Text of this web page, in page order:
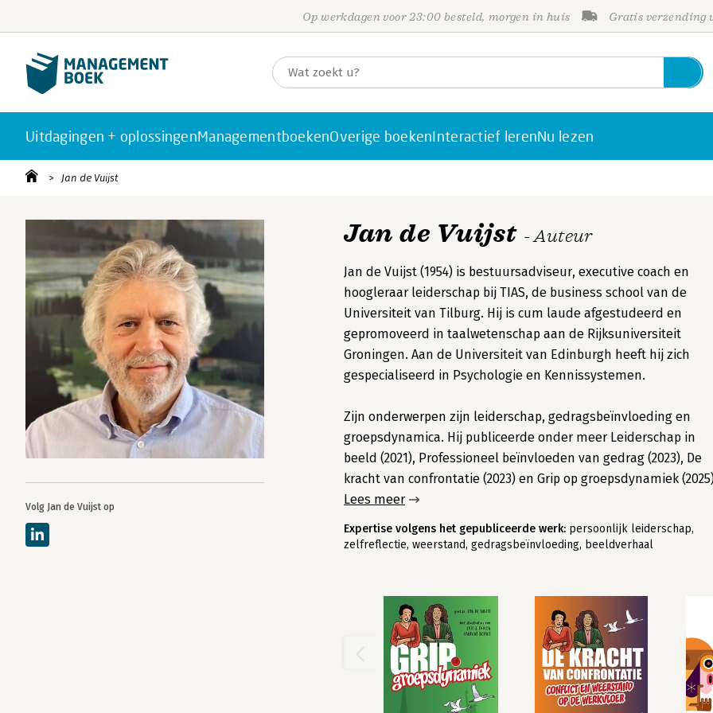
Op werkdagen voor 23:00 besteld, morgen in huis Gratis verzending
Uitdagingen + oplossingenManagementboekenOverige boekenInteractief lerenNu lezen
Jan de Vuijst
Volg Jan de Vuijst op
Jan de Vuijst - Auteur
Jan de Vuijst (1954) is bestuursadviseur, executive coach en
hoogleraar leiderschap bij TIAS, de business school van de
Universiteit van Tilburg. Hij is cum laude afgestudeerd en
gepromoveerd in taalwetenschap aan de Rijksuniversiteit
Groningen. Aan de Universiteit van Edinburgh heeft hij zich
gespecialiseerd in Psychologie en Kennissystemen.
Zijn onderwerpen zijn leiderschap, gedragsbeïnvloeding en
groepsdynamica. Hij publiceerde onder meer Leiderschap in
beeld (2021), Professioneel beïnvloeden van gedrag (2023), De
kracht van confrontatie (2023) en Grip op groepsdynamiek
Lees meer
Expertise volgens het gepubliceerde werk: persoonlijk leiderschap,
zelfreflectie, weerstand, gedragsbeïnvloeding, beeldverhaal